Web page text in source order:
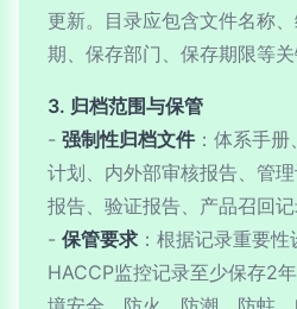
更新。目录应包含文件名称
期、保存部门、保存期限等关
3. 归档范围与保管
- 强制性归档文件：体系手册
计划、内外部审核报告、管
报告、验证报告、产品召回记
- 保管要求 ：根据记录重要
HACCP监控记录至少保存2